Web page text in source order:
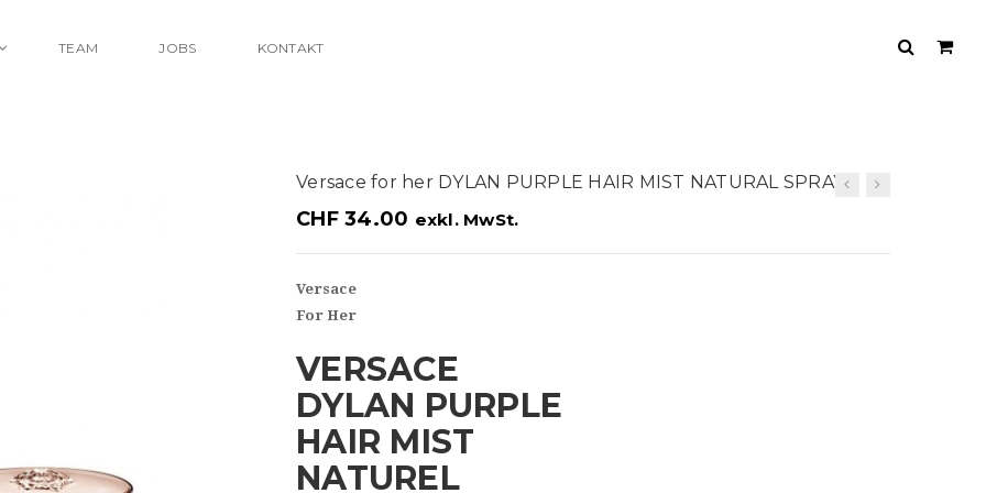
TEAM JOBS KONTAKT
Versace for her DYLAN PURPLE HAIR MIST NATURAL SPRAY
CHF34.00 exkl. MwSt.
Versace
For Her
VERSACE
DYLAN PURPLE
HAIR MIST
NATUREL